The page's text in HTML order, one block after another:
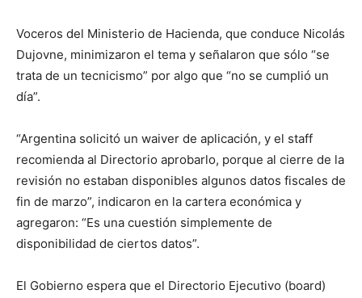
Voceros del Ministerio de Hacienda, que conduce Nicolás
Dujovne, minimizaron el tema y señalaron que sólo “se
trata de un tecnicismo” por algo que “no se cumplió un
día”.
“Argentina solicitó un waiver de aplicación, y el staff
recomienda al Directorio aprobarlo, porque al cierre de la
revisión no estaban disponibles algunos datos fiscales de
fin de marzo”, indicaron en la cartera económica y
agregaron: “Es una cuestión simplemente de
disponibilidad de ciertos datos”.
El Gobierno espera que el Directorio Ejecutivo (board)